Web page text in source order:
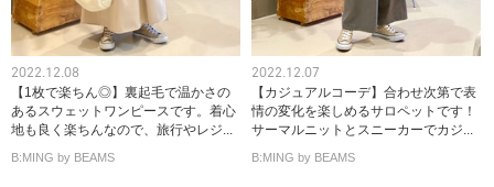
2022.12.08
【1枚で楽ちん◎】裏起毛で温かさの
あるスウェットワンピースです。着心
地も良く楽ちんなので、旅行やレジ...
B:MING by BEAMS
2022.12.07
【カジュアルコーデ】合わせ次第で表
情の変化を楽しめるサロペットです！
サーマルニットとスニーカーでカジ...
B:MING by BEAMS